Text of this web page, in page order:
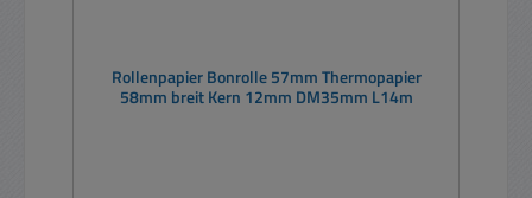
Rollenpapier Bonrolle 57mm Thermopapier
58mm breit Kern 12mm DM35mm L14m